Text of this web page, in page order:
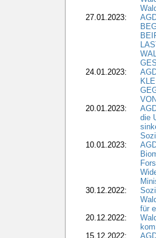
27.01.2023:
24.01.2023:
20.01.2023:
die
10.01.2023:
30.12.2022:
für
20.12.2022:
15.12.2022: